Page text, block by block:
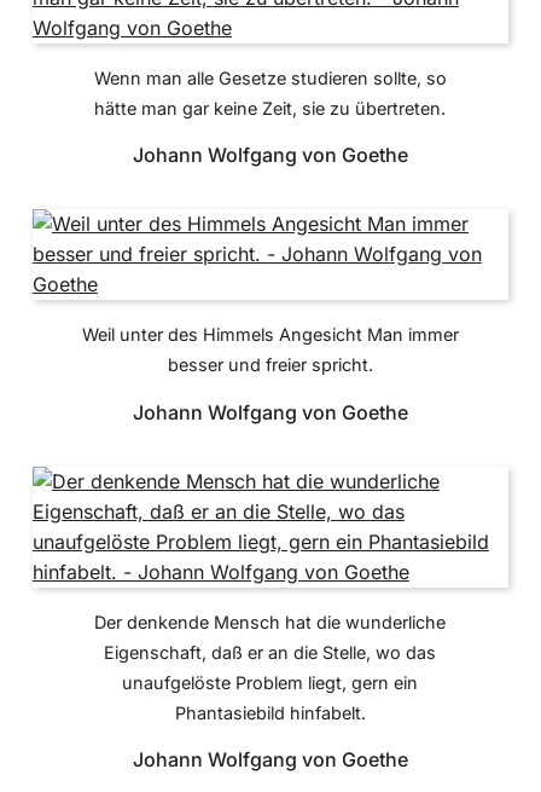
Wenn man alle Gesetze studieren sollte, so
hätte man gar keine Zeit, sie zu übertreten.
Johann Wolfgang von Goethe
Weil unter des Himmels Angesicht Man immer
besser und freier spricht.
Johann Wolfgang von Goethe
Der denkende Mensch hat die wunderliche
Eigenschaft, daß er an die Stelle, wo das
unaufgelöste Problem liegt, gern ein
Phantasiebild hinfabelt.
Johann Wolfgang von Goethe